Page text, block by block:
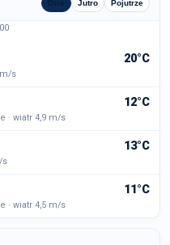
Dziś Jutro Pojutrze
20°C
s
12°C
· wiatr 4,9 m/s
13°C
s
11°C
· wiatr 4,5 m/s